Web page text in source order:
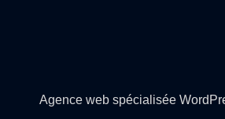
Agence web spécialisée